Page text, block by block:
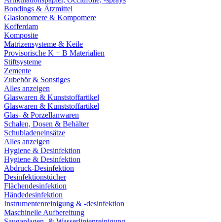
Bondings & Ätzmittel
Glasionomere & Kompomere
Kofferdam
Komposite
Matrizensysteme & Keile
Provisorische K + B Materialien
Stiftsysteme
Zemente
Zubehör & Sonstiges
Alles anzeigen
Glaswaren & Kunststoffartikel
Glaswaren & Kunststoffartikel
Glas- & Porzellanwaren
Schalen, Dosen & Behälter
Schubladeneinsätze
Alles anzeigen
Hygiene & Desinfektion
Hygiene & Desinfektion
Abdruck-Desinfektion
Desinfektionstücher
Flächendesinfektion
Händedesinfektion
Instrumentenreinigung & -desinfektion
Maschinelle Aufbereitung